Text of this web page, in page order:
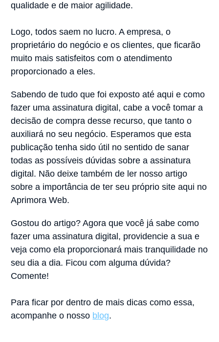
qualidade e de maior agilidade.
Logo, todos saem no lucro. A empresa, o
proprietário do negócio e os clientes, que ficarão
muito mais satisfeitos com o atendimento
proporcionado a eles.
Sabendo de tudo que foi exposto até aqui e como
fazer uma assinatura digital, cabe a você tomar a
decisão de compra desse recurso, que tanto o
auxiliará no seu negócio. Esperamos que esta
publicação tenha sido útil no sentido de sanar
todas as possíveis dúvidas sobre a assinatura
digital. Não deixe também de ler nosso artigo
sobre a importância de ter seu próprio site aqui no
Aprimora Web.
Gostou do artigo? Agora que você já sabe como
fazer uma assinatura digital, providencie a sua e
veja como ela proporcionará mais tranquilidade no
seu dia a dia. Ficou com alguma dúvida?
Comente!
Para ficar por dentro de mais dicas como essa,
acompanhe o nosso blog.